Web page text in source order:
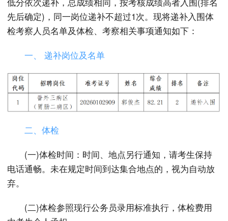
先后确定)，同一岗位递补不超过1次。现将递补入围体
检考察人员名单及体检、考察相关事项通知如下：
一、 递补岗位及名单
二、体检
(一)体检时间：时间、地点另行通知，请考生保持
电话通畅。未在规定时间到达集合地点的，视为自动放
弃。
(二)体检参照现行公务员录用标准执行，体检费用